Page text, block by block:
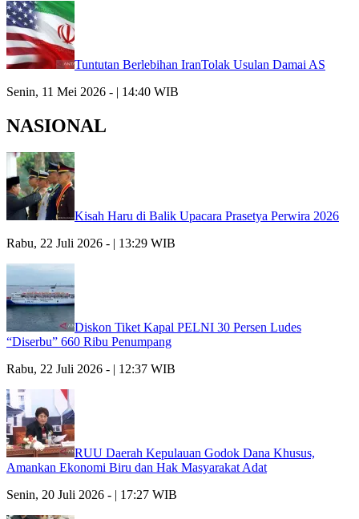
Tuntutan Berlebihan IranTolak Usulan Damai AS
Senin, 11 Mei 2026 - | 14:40 WIB
NASIONAL
Kisah Haru di Balik Upacara Prasetya Perwira 2026
Rabu, 22 Juli 2026 - | 13:29 WIB
Diskon Tiket Kapal PELNI 30 Persen Ludes
“Diserbu” 660 Ribu Penumpang
Rabu, 22 Juli 2026 - | 12:37 WIB
RUU Daerah Kepulauan Godok Dana Khusus,
Amankan Ekonomi Biru dan Hak Masyarakat Adat
Senin, 20 Juli 2026 - | 17:27 WIB